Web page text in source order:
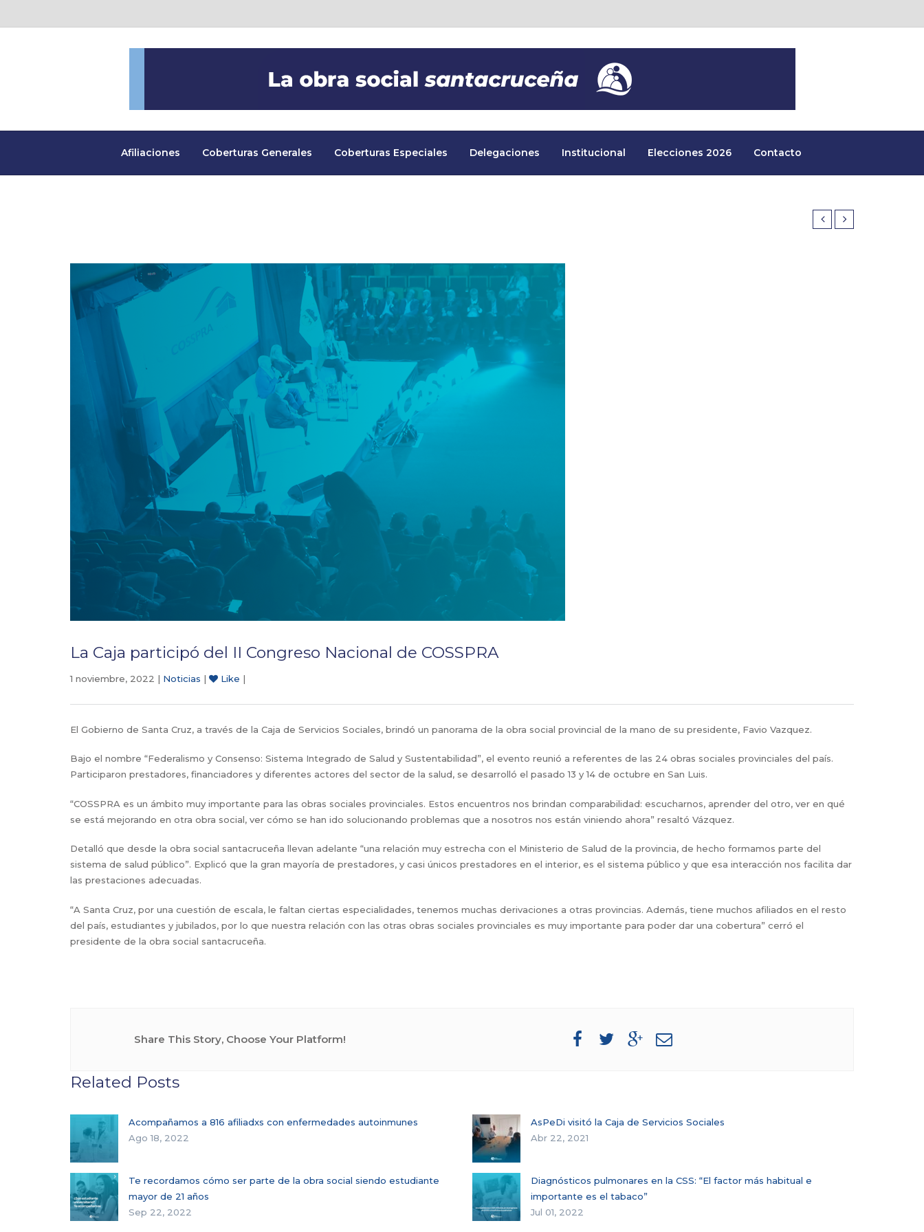
Afiliaciones Coberturas Generales Coberturas Especiales Delegaciones Institucional Elecciones 2026 Contacto
La Caja participó del II Congreso Nacional de COSSPRA
1 noviembre, 2022 | Noticias | Like |
El Gobierno de Santa Cruz, a través de la Caja de Servicios Sociales, brindó un panorama de la obra social provincial de la mano de su presidente, Favio Vazquez.
Bajo el nombre “Federalismo y Consenso: Sistema Integrado de Salud y Sustentabilidad”, el evento reunió a referentes de las 24 obras sociales provinciales del país.
Participaron prestadores, financiadores y diferentes actores del sector de la salud, se desarrolló el pasado 13 y 14 de octubre en San Luis.
“COSSPRA es un ámbito muy importante para las obras sociales provinciales. Estos encuentros nos brindan comparabilidad: escucharnos, aprender del otro, ver en qué
se está mejorando en otra obra social, ver cómo se han ido solucionando problemas que a nosotros nos están viniendo ahora” resaltó Vázquez.
Detalló que desde la obra social santacruceña llevan adelante “una relación muy estrecha con el Ministerio de Salud de la provincia, de hecho formamos parte del
sistema de salud público”. Explicó que la gran mayoría de prestadores, y casi únicos prestadores en el interior, es el sistema público y que esa interacción nos facilita dar
las prestaciones adecuadas.
“A Santa Cruz, por una cuestión de escala, le faltan ciertas especialidades, tenemos muchas derivaciones a otras provincias. Además, tiene muchos afiliados en el resto
del país, estudiantes y jubilados, por lo que nuestra relación con las otras obras sociales provinciales es muy importante para poder dar una cobertura” cerró el
presidente de la obra social santacruceña.
Share This Story, Choose Your Platform!
Related Posts
Acompañamos a 816 afiliadxs con enfermedades autoinmunes
Ago 18, 2022
AsPeDi visitó la Caja de Servicios Sociales
Abr 22, 2021
Te recordamos cómo ser parte de la obra social siendo estudiante
mayor de 21 años
Sep 22, 2022
Diagnósticos pulmonares en la CSS: “El factor más habitual e
importante es el tabaco”
Jul 01, 2022